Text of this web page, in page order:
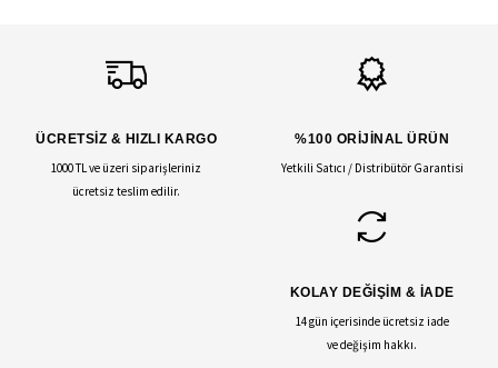
ÜCRETSİZ & HIZLI KARGO
1000 TL ve üzeri siparişleriniz
ücretsiz teslim edilir.
%100 ORİJİNAL ÜRÜN
Yetkili Satıcı / Distribütör Garantisi
KOLAY DEĞİŞİM & İADE
14 gün içerisinde ücretsiz iade
ve değişim hakkı.